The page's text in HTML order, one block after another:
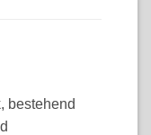
bestehend